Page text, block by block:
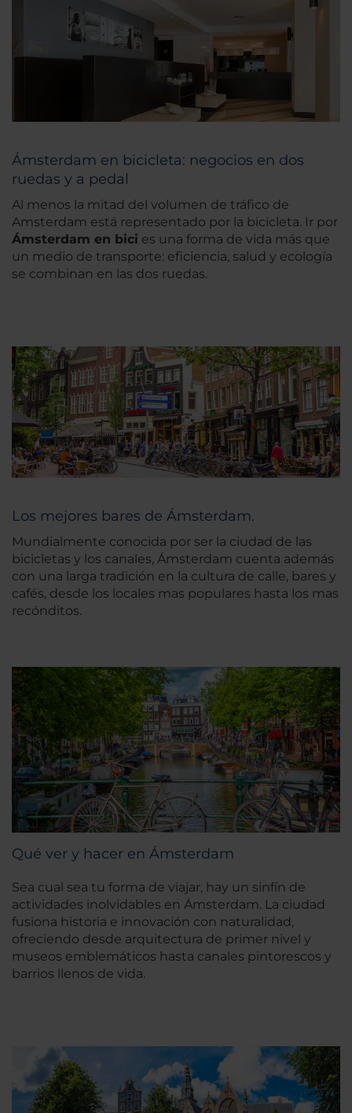
Ámsterdam en bicicleta: negocios en dos
ruedas y a pedal
Al menos la mitad del volumen de tráfico de
Amsterdam está representado por la bicicleta. Ir por
Ámsterdam en bici es una forma de vida más que
un medio de transporte: eficiencia, salud y ecología
se combinan en las dos ruedas.
Los mejores bares de Ámsterdam.
Mundialmente conocida por ser la ciudad de las
bicicletas y los canales, Ámsterdam cuenta además
con una larga tradición en la cultura de calle, bares y
cafés, desde los locales mas populares hasta los mas
recónditos.
Qué ver y hacer en Ámsterdam
Sea cual sea tu forma de viajar, hay un sinfín de
actividades inolvidables en Ámsterdam. La ciudad
fusiona historia e innovación con naturalidad,
ofreciendo desde arquitectura de primer nivel y
museos emblemáticos hasta canales pintorescos y
barrios llenos de vida.